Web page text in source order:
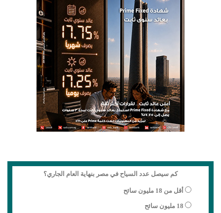
كم سيصل عدد السياح في مصر بنهاية العام الجاري؟
أقل من 18 مليون سائح
18 مليون سائح